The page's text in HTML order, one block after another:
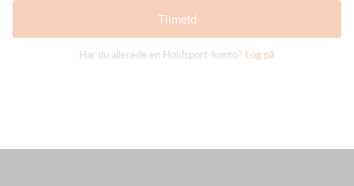
Tilmeld
Har du allerede en Holdsport-konto? Log på